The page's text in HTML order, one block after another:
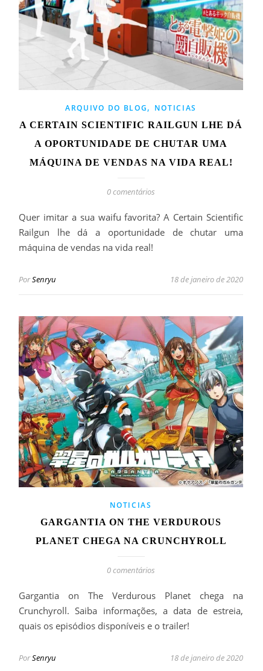
ARQUIVO DO BLOG, NOTICIAS
A CERTAIN SCIENTIFIC RAILGUN LHE DÁ
A OPORTUNIDADE DE CHUTAR UMA
MÁQUINA DE VENDAS NA VIDA REAL!
0 comentários
Quer imitar a sua waifu favorita? A Certain Scientific
Railgun lhe dá a oportunidade de chutar uma
máquina de vendas na vida real!
PorSenryu 18 de janeiro de 2020
NOTICIAS
GARGANTIA ON THE VERDUROUS
PLANET CHEGA NA CRUNCHYROLL
0 comentários
Gargantia on The Verdurous Planet chega na
Crunchyroll. Saiba informações, a data de estreia,
quais os episódios disponíveis e o trailer!
PorSenryu 18 de janeiro de 2020